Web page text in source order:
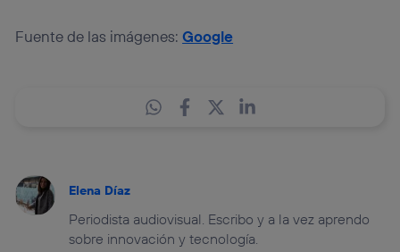
Fuente de las imágenes:Google
Elena Díaz
Periodista audiovisual. Escribo y a la vez aprendo
sobre innovación y tecnología.